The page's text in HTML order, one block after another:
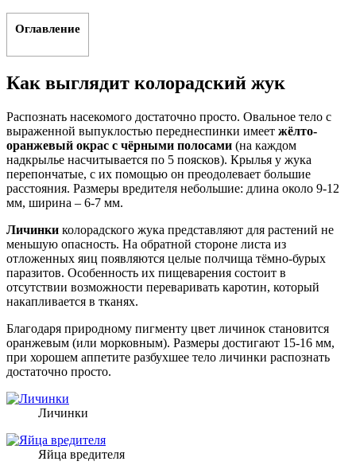
Оглавление
Как выглядит колорадский жук
Распознать насекомого достаточно просто. Овальное тело с
выраженной выпуклостью переднеспинки имеет жёлто-
оранжевый окрас с чёрными полосами (на каждом
надкрылье насчитывается по 5 поясков). Крылья у жука
перепончатые, с их помощью он преодолевает большие
расстояния. Размеры вредителя небольшие: длина около 9-12
мм, ширина – 6-7 мм.
Личинки колорадского жука представляют для растений не
меньшую опасность. На обратной стороне листа из
отложенных яиц появляются целые полчища тёмно-бурых
паразитов. Особенность их пищеварения состоит в
отсутствии возможности переваривать каротин, который
накапливается в тканях.
Благодаря природному пигменту цвет личинок становится
оранжевым (или морковным). Размеры достигают 15-16 мм,
при хорошем аппетите разбухшее тело личинки распознать
достаточно просто.
Личинки
Яйца вредителя